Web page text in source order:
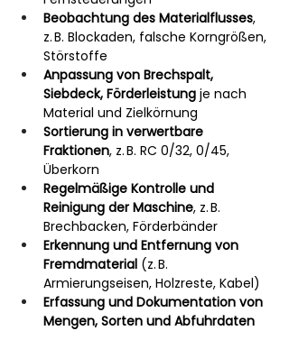
Beobachtung des Materialflusses,
z. B. Blockaden, falsche Korngrößen,
Störstoffe
Anpassung von Brechspalt,
Siebdeck, Förderleistung je nach
Material und Zielkörnung
Sortierung in verwertbare
Fraktionen, z. B. RC 0/32, 0/45,
Überkorn
Regelmäßige Kontrolle und
Reinigung der Maschine, z. B.
Brechbacken, Förderbänder
Erkennung und Entfernung von
Fremdmaterial (z. B.
Armierungseisen, Holzreste, Kabel)
Erfassung und Dokumentation von
Mengen, Sorten und Abfuhrdaten